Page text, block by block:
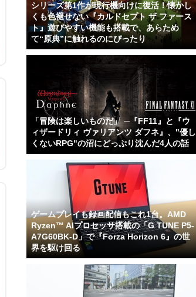
シリーズ第1作が現行機向けに復活！懐かし
くも色褪せない『カルドセプト ザ ファース
ト』遊びやすい機能も搭載で、あらため
て“原典”に触れるのにぴったり
「冒険は楽しいものだ」 ─『FF11』と『ウ
ィザードリィ ヴァリアンツ ダフネ』、"優し
くないRPG"の沼にどっぷり沈んだ4人の話
ゲームプレイも録画配信もこれ1台。AMD
Ryzen™ AIプロセッサ搭載の「G TUNE P5-
A7G60BK-D」で『Forza Horizon 6』の世
界を駆け回る